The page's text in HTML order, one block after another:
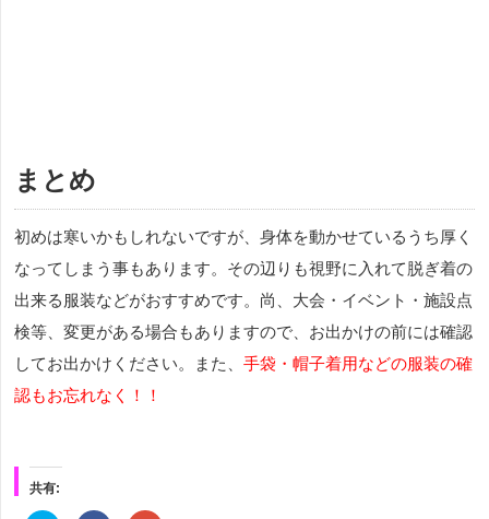
まとめ
初めは寒いかもしれないですが、身体を動かせているうち厚く
なってしまう事もあります。その辺りも視野に入れて脱ぎ着の
出来る服装などがおすすめです。尚、大会・イベント・施設点
検等、変更がある場合もありますので、お出かけの前には確認
してお出かけください。また、 手袋・帽子着用などの服装の確
認もお忘れなく！！
共有: